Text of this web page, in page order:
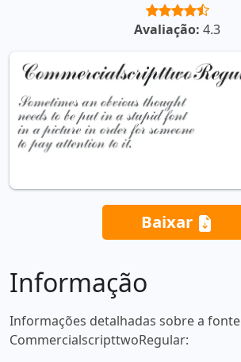
Avaliação: 4.3
Baixar
Informação
Informações detalhadas sobre a fonte
CommercialscripttwoRegular: